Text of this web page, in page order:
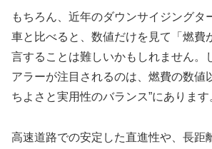
もちろん、近年のダウンサイジングタ
車と比べると、数値だけを見て「燃費
言することは難しいかもしれません。
アラーが注目されるのは、燃費の数値
ちよさと実用性のバランス”にあります
高速道路での安定した直進性や、長距